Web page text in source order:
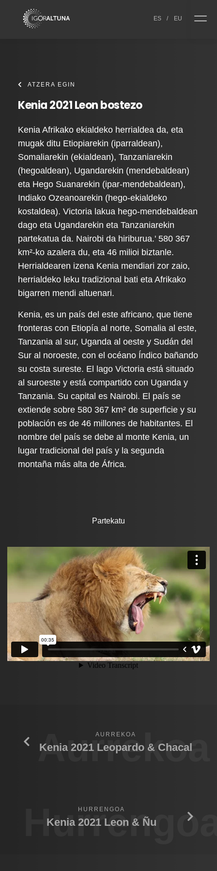
ES / EU
ATZERA EGIN
Kenia 2021 Leon bostezo
Kenia Afrikako ekialdeko herrialdea da, eta
mugak ditu Etiopiarekin (iparraldean),
Somaliarekin (ekialdean), Tanzaniarekin
(hegoaldean), Ugandarekin (mendebaldean)
eta Hego Suanarekin (ipar-mendebaldean),
Indiako Ozeanoarekin (hego-ekialdeko
kostaldea). Victoria lakua hego-mendebaldean
dago eta Ugandarekin eta Tanzaniarekin
partekatua da. Nairobi da hiriburua.' 580 367
km²-ko azalera du, eta 46 milioi biztanle.
Herrialdearen izena Kenia mendiari zor zaio,
herrialdeko leku tradizional bati eta Afrikako
bigarren mendi altuenari.
Kenia, es un país del este africano, que tiene
fronteras con Etiopía al norte, Somalia al este,
Tanzania al sur, Uganda al oeste y Sudán del
Sur al noroeste, con el océano Índico bañando
su costa sureste. El lago Victoria está situado
al suroeste y está compartido con Uganda y
Tanzania. Su capital es Nairobi. El país se
extiende sobre 580 367 km² de superficie y su
población es de 46 millones de habitantes. El
nombre del país se debe al monte Kenia, un
lugar tradicional del país y la segunda
montaña más alta de África.
Partekatu
Aurrekoa
AURREKOA
Kenia 2021 Leopardo & Chacal
HURRENGOA
Kenia 2021 Leon & Ñu